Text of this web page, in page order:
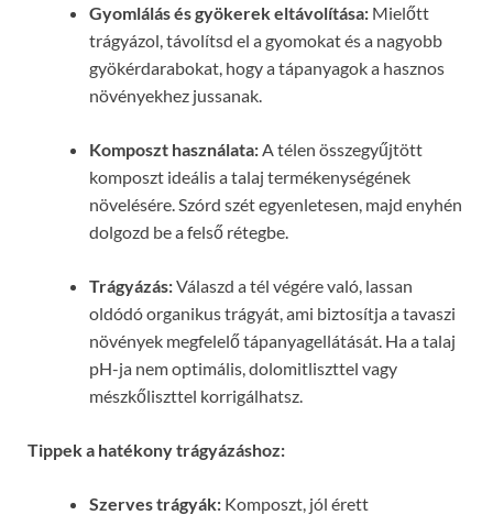
Gyomlálás és gyökerek eltávolítása: Mielőtt
trágyázol, távolítsd el a gyomokat és a nagyobb
gyökérdarabokat, hogy a tápanyagok a hasznos
növényekhez jussanak.
Komposzt használata: A télen összegyűjtött
komposzt ideális a talaj termékenységének
növelésére. Szórd szét egyenletesen, majd enyhén
dolgozd be a felső rétegbe.
Trágyázás:Válaszd a tél végére való, lassan
oldódó organikus trágyát, ami biztosítja a tavaszi
növények megfelelő tápanyagellátását. Ha a talaj
pH-ja nem optimális, dolomitliszttel vagy
mészkőliszttel korrigálhatsz.
Tippek a hatékony trágyázáshoz:
Szerves trágyák: Komposzt, jól érett